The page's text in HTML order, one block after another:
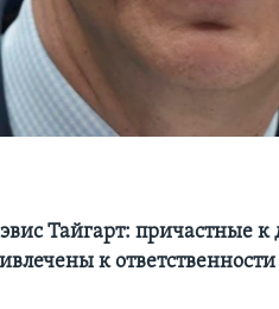
Тайгарт: причастные
к